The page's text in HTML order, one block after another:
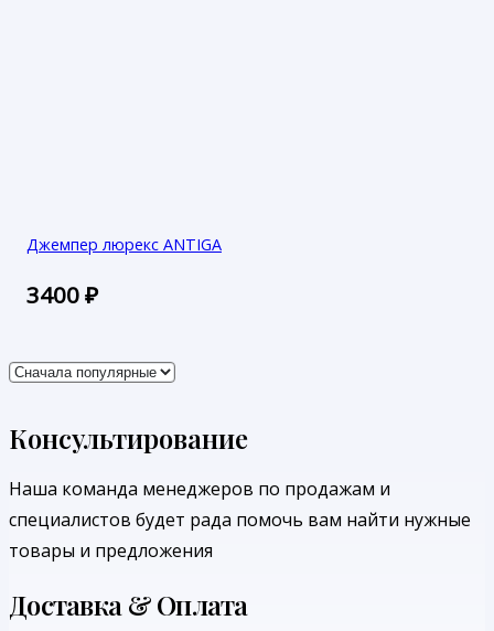
Джемпер люрекс ANTIGA
3400₽
Консультирование
Наша команда менеджеров по продажам и
специалистов будет рада помочь вам найти нужные
товары и предложения
Доставка & Оплата